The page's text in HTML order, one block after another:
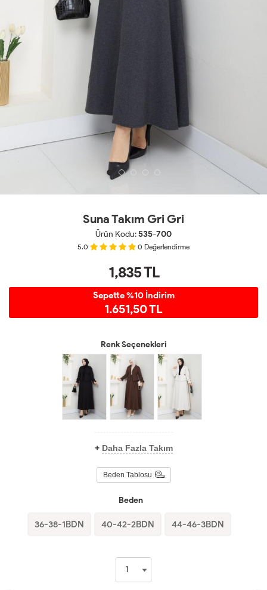
Suna Takım Gri Gri
Ürün Kodu:535-700
5.0 0 Değerlendirme
1,835TL
Sepette %10 İndirim
1.651,50 TL
Renk Seçenekleri
+ Daha Fazla Takım
Beden Tablosu
Beden
36-38-1BDN 40-42-2BDN 44-46-3BDN